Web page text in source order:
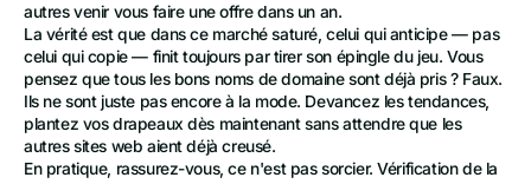
autres venir vous faire une offre dans un an.
La vérité est que dans ce marché saturé, celui qui anticipe — pas
celui qui copie — finit toujours par tirer son épingle du jeu. Vous
pensez que tous les bons noms de domaine sont déjà pris ? Faux.
Ils ne sont juste pas encore à la mode. Devancez les tendances,
plantez vos drapeaux dès maintenant sans attendre que les
autres sites web aient déjà creusé.
En pratique, rassurez-vous, ce n'est pas sorcier. Vérification de la